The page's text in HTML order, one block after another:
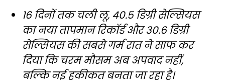
16 दिनों तक चली लू, 40.5 डिग्री सेल्सियस
का नया तापमान रिकॉर्ड और 30.6 डिग्री
सेल्सियस की सबसे गर्म रात ने साफ कर
दिया कि चरम मौसम अब अपवाद नहीं,
बल्कि नई हकीकत बनता जा रहा है।